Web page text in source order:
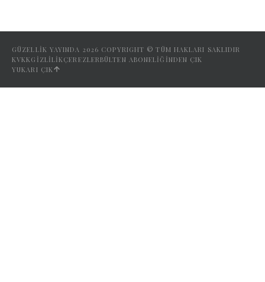
GÜZELLİK YAYINDA 2026 COPYRIGHT © TÜM HAKLARI SAKLIDIR
KVKK GIZLILIK ÇEREZLERBÜLTEN ABONELIĞINDEN ÇIK
YUKARI ÇIK